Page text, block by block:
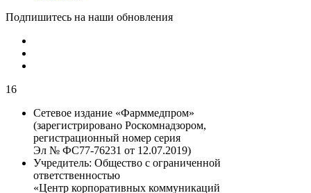
Подпишитесь на наши обновления
16
Сетевое издание «Фарммедпром»
(зарегистрировано Роскомнадзором,
регистрационный номер серия
Эл № ФС77-76231 от 12.07.2019)
Учредитель: Общество с ограниченной
ответственностью
«Центр корпоративных коммуникаций